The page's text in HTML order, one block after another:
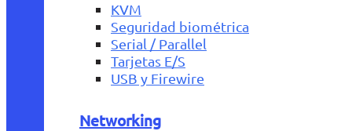
KVM
Seguridad biométrica
Serial / Parallel
Tarjetas E/S
USB y Firewire
Networking